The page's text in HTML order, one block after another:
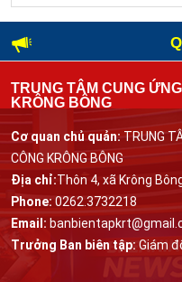
TRUNG TÂM CUNG
KRÔNG BÔNG
Cơ quan chủ quản:TRUNG
CÔNG KRÔNG BÔNG
Địa chỉ:Thôn 4, xã Krông
Phone: 0262.3732218
Email:
Trưởng Ban biên tập: Giám